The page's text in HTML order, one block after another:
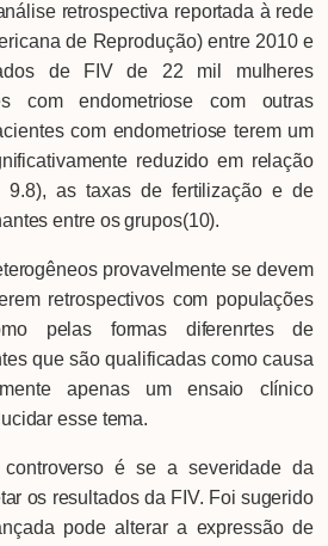
retrospectiva reportada à rede
de Reprodução) entre 2010 e
de FIV de 22 mil mulheres
com endometriose com outras
com endometriose terem um
reduzido em relação
9.8), as taxas de fertilização e de
entre os grupos(10).
provavelmente se devem
retrospectivos com populações
pelas formas diferenrtes de
que são qualificadas como causa
apenas um ensaio clínico
esse tema.
é se a severidade da
os resultados da FIV. Foi sugerido
pode alterar a expressão de